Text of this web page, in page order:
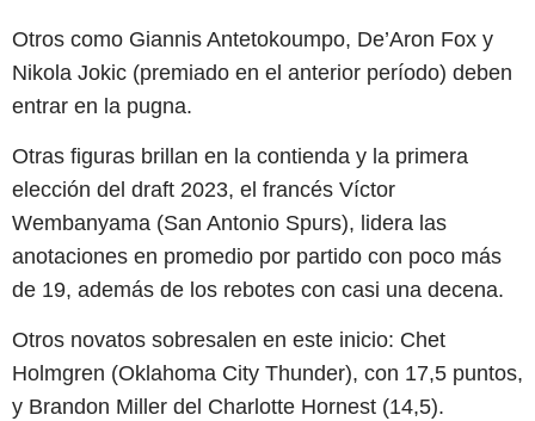
Otros como Giannis Antetokoumpo, De’Aron Fox y
Nikola Jokic (premiado en el anterior período) deben
entrar en la pugna.
Otras figuras brillan en la contienda y la primera
elección del draft 2023, el francés Víctor
Wembanyama (San Antonio Spurs), lidera las
anotaciones en promedio por partido con poco más
de 19, además de los rebotes con casi una decena.
Otros novatos sobresalen en este inicio: Chet
Holmgren (Oklahoma City Thunder), con 17,5 puntos,
y Brandon Miller del Charlotte Hornest (14,5).